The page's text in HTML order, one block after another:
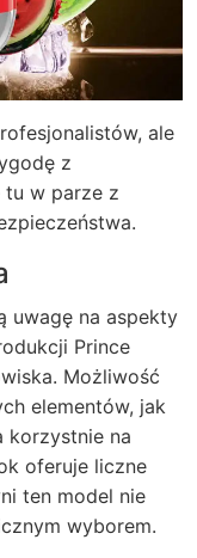
ale
z
tu w parze z
uwagę na aspekty
Prince
Możliwość
elementów, jak
korzystnie na
oferuje liczne
ten model nie
wyborem.